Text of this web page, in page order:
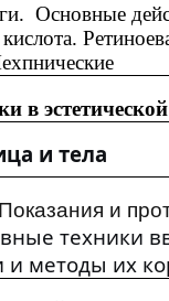
Основные
в
и тела
Показания и
техники
и методы их